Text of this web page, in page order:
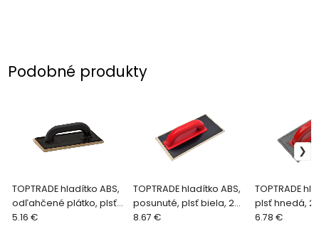
Podobné produkty
TOPTRADE hladítko ABS,
odľahčené plátko, plsť
biela, 250 x 130 x 8 mm
5.16 €
TOPTRADE hladítko ABS,
posunuté, plsť biela, 280
x 140 x 8 mm
8.67 €
TOPTRADE
plsť hnedá,
mm
6.78 €